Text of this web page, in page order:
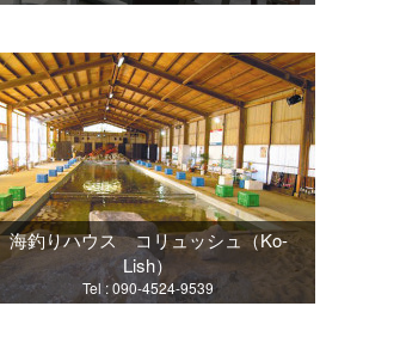
海釣りハウス コリュッシュ（Ko-
Lish）
Tel : 090-4524-9539